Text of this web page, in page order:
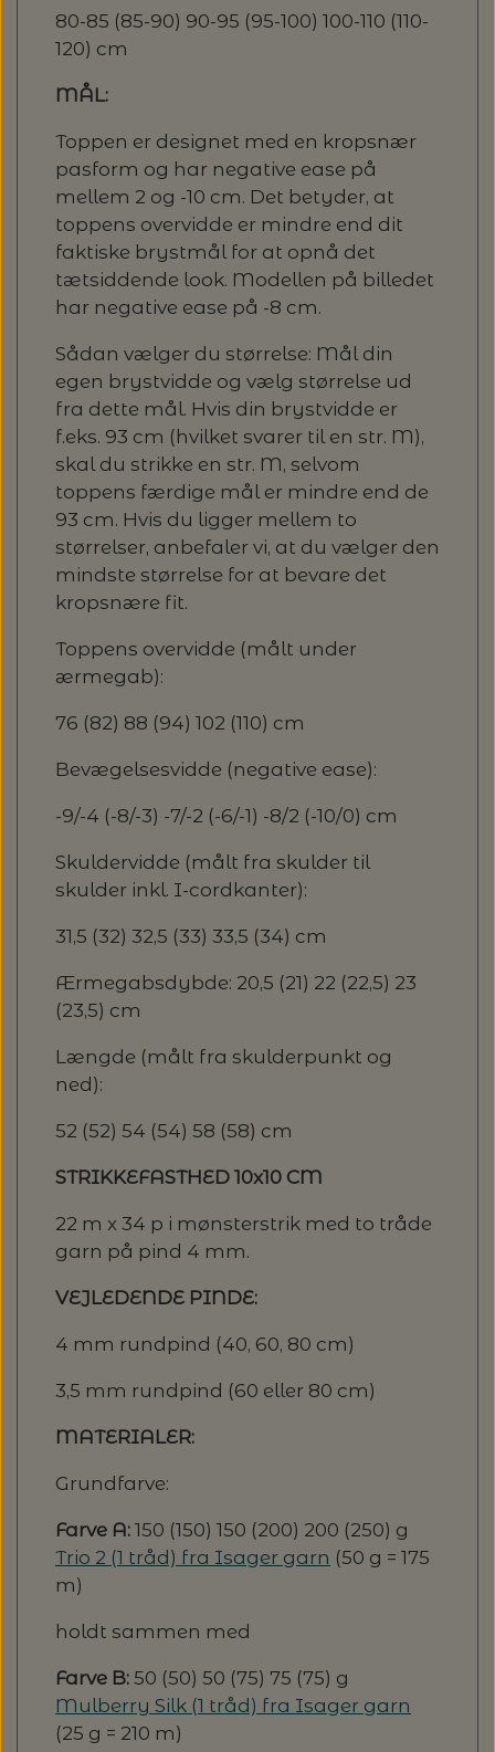
80-85 (85-90) 90-95 (95-100) 100-110 (110-
120) cm
MÅL:
Toppen er designet med en kropsnær
pasform og har negative ease på
mellem 2 og -10 cm. Det betyder, at
toppens overvidde er mindre end dit
faktiske brystmål for at opnå det
tætsiddende look. Modellen på billedet
har negative ease på -8 cm.
Sådan vælger du størrelse: Mål din
egen brystvidde og vælg størrelse ud
fra dette mål. Hvis din brystvidde er
f.eks. 93 cm (hvilket svarer til en str. M),
skal du strikke en str. M, selvom
toppens færdige mål er mindre end de
93 cm. Hvis du ligger mellem to
størrelser, anbefaler vi, at du vælger den
mindste størrelse for at bevare det
kropsnære fit.
Toppens overvidde (målt under
ærmegab):
76 (82) 88 (94) 102 (110) cm
Bevægelsesvidde (negative ease):
-9/-4 (-8/-3) -7/-2 (-6/-1) -8/2 (-10/0) cm
Skuldervidde (målt fra skulder til
skulder inkl. I-cordkanter):
31,5 (32) 32,5 (33) 33,5 (34) cm
Ærmegabsdybde: 20,5 (21) 22 (22,5) 23
(23,5) cm
Længde (målt fra skulderpunkt og
ned):
52 (52) 54 (54) 58 (58) cm
STRIKKEFASTHED 10x10 CM
22 m x 34 p i mønsterstrik med to tråde
garn på pind 4 mm.
VEJLEDENDE PINDE:
4 mm rundpind (40, 60, 80 cm)
3,5 mm rundpind (60 eller 80 cm)
MATERIALER:
Grundfarve:
Farve A: 150 (150) 150 (200) 200 (250) g
Trio 2 (1 tråd) fra Isager garn (50 g = 175
m)
holdt sammen med
Farve B: 50 (50) 50 (75) 75 (75) g
Mulberry Silk (1 tråd) fra Isager garn
(25 g = 210 m)